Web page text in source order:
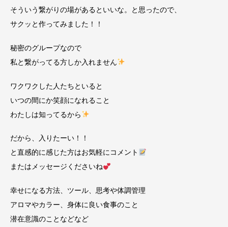
そういう繋がりの場があるといいな。と思ったので、
サクッと作ってみました！！
秘密のグループなので
私と繋がってる方しか入れません
ワクワクした人たちといると
いつの間にか笑顔になれること
わたしは知ってるから
だから、入りたーい！！
と直感的に感じた方はお気軽にコメント
またはメッセージくださいね
幸せになる方法、ツール、思考や体調管理
アロマやカラー、身体に良い食事のこと
潜在意識のことなどなど